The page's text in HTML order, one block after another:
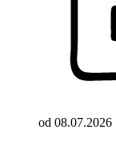
od 08.07.2026